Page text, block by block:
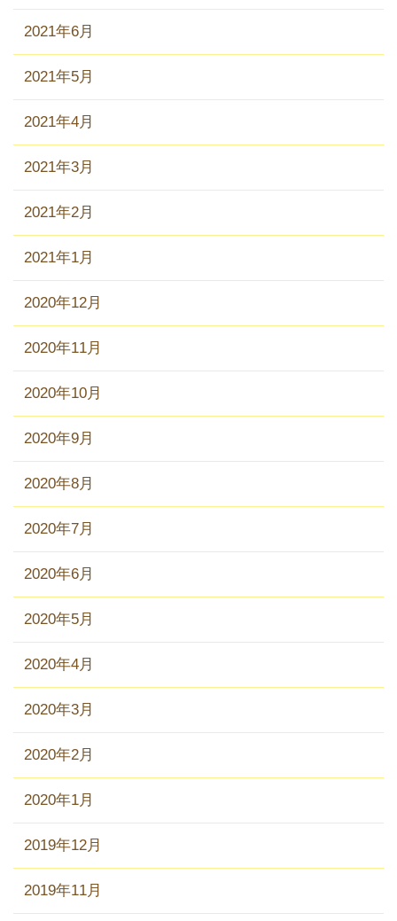
2021年6月
2021年5月
2021年4月
2021年3月
2021年2月
2021年1月
2020年12月
2020年11月
2020年10月
2020年9月
2020年8月
2020年7月
2020年6月
2020年5月
2020年4月
2020年3月
2020年2月
2020年1月
2019年12月
2019年11月